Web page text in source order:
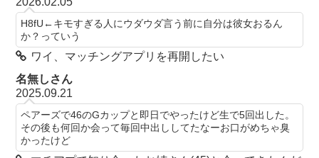
H8fU←キモすぎる人にウダウダ言う前に自分は彼女おるん
か？っていう
ワイ、マッチングアプリを再開したい
名無しさん
2025.09.21
ペアーズで46のGカップと即日でやったけど生で5回出した。
その後も何回か会って毎回中出ししてたなーお口がめちゃ臭
かったけど